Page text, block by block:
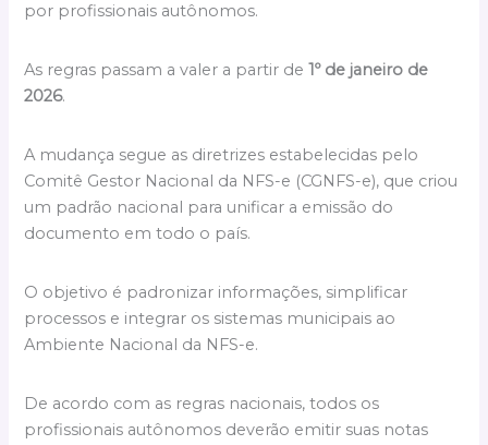
por profissionais autônomos.
As regras passam a valer a partir de1º de janeiro de
2026.
A mudança segue as diretrizes estabelecidas pelo
Comitê Gestor Nacional da NFS-e (CGNFS-e), que criou
um padrão nacional para unificar a emissão do
documento em todo o país.
O objetivo é padronizar informações, simplificar
processos e integrar os sistemas municipais ao
Ambiente Nacional da NFS-e.
De acordo com as regras nacionais, todos os
profissionais autônomos deverão emitir suas notas